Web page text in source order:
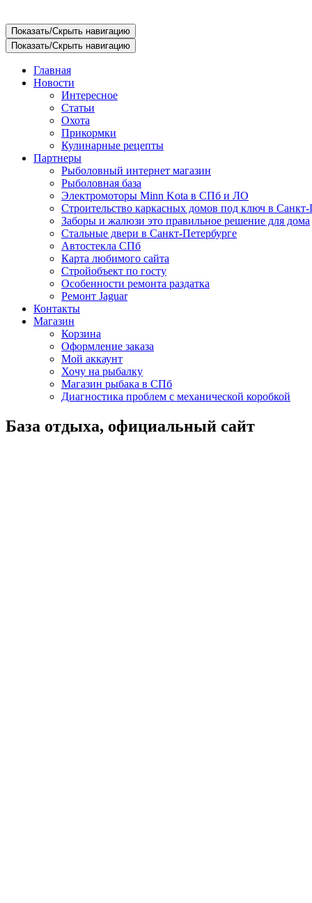
Показать/Скрыть навигацию
Показать/Скрыть навигацию
Главная
Новости
Интересное
Статьи
Охота
Прикормки
Кулинарные рецепты
Партнеры
Рыболовный интернет магазин
Рыболовная база
Электромоторы Minn Kota в СПб и ЛО
Строительство каркасных домов под ключ в Санкт-
Заборы и жалюзи это правильное решение для дома
Стальные двери в Санкт-Петербурге
Автостекла СПб
Карта любимого сайта
Стройобъект по госту
Особенности ремонта раздатка
Ремонт Jaguar
Контакты
Магазин
Корзина
Оформление заказа
Мой аккаунт
Хочу на рыбалку
Магазин рыбака в СПб
Диагностика проблем с механической коробкой
База отдыха, официальный сайт